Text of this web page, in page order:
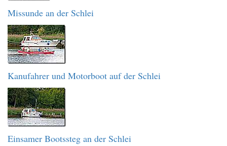
Missunde an der Schlei
Kanufahrer und Motorboot auf der Schlei
Einsamer Bootssteg an der Schlei